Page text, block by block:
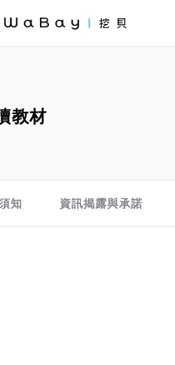
台灣最值得信賴的群眾集資 /
教材
知 資訊揭露與承諾